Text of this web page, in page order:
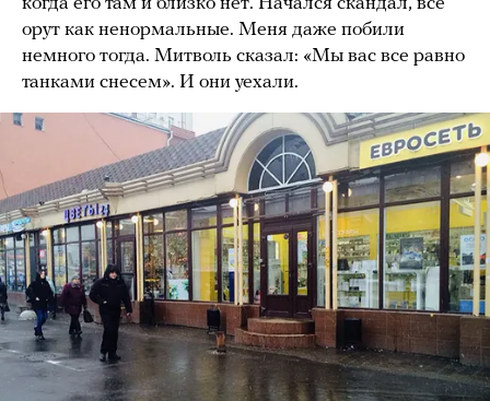
орут как ненормальные. Меня даже побили
немного тогда. Митволь сказал: «Мы вас все равно
танками снесем». И они уехали.